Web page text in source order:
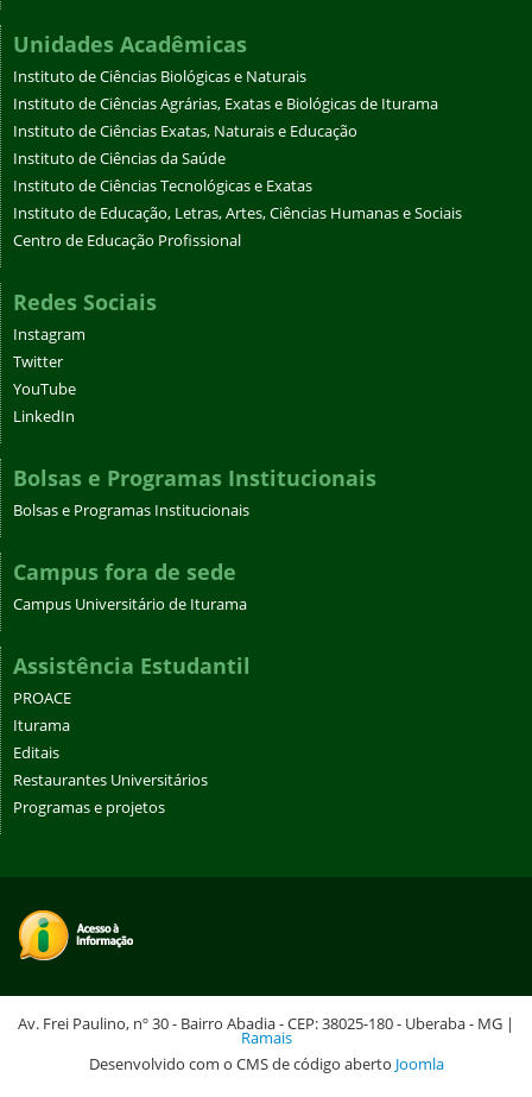
Unidades Acadêmicas
Instituto de Ciências Biológicas e Naturais
Instituto de Ciências Agrárias, Exatas e Biológicas de Iturama
Instituto de Ciências Exatas, Naturais e Educação
Instituto de Ciências da Saúde
Instituto de Ciências Tecnológicas e Exatas
Instituto de Educação, Letras, Artes, Ciências Humanas e Sociais
Centro de Educação Profissional
Redes Sociais
Instagram
Twitter
YouTube
LinkedIn
Bolsas e Programas Institucionais
Bolsas e Programas Institucionais
Campus fora de sede
Campus Universitário de Iturama
Assistência Estudantil
PROACE
Iturama
Editais
Restaurantes Universitários
Programas e projetos
Av. Frei Paulino, nº 30 - Bairro Abadia - CEP: 38025-180 - Uberaba - MG |
Ramais
Desenvolvido com o CMS de código aberto Joomla